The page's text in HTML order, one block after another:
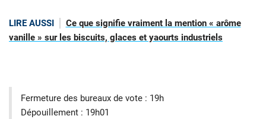
LIRE AUSSI
Ce que signifie vraiment la mention « arôme
vanille » sur les biscuits, glaces et yaourts industriels
Fermeture des bureaux de vote : 19h
Dépouillement : 19h01